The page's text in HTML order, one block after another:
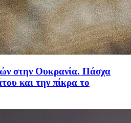
στην Ουκρανία. Πάσχα
και την πίκρα το